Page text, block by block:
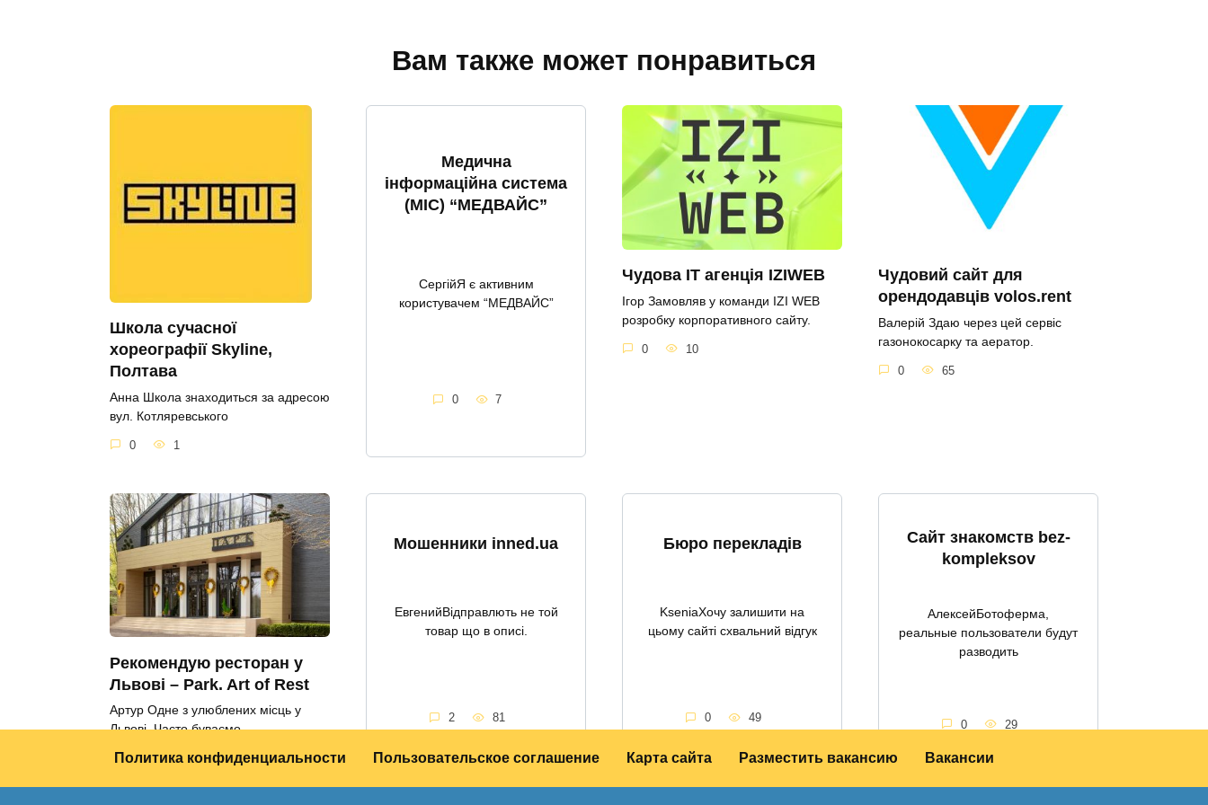
Вам также может понравиться
Школа сучасної
хореографії Skyline,
Полтава
Анна Школа знаходиться за адресою
вул. Котляревського
0 1
Медична
інформаційна система
(МІС) “МЕДВАЙС”
СергійЯ є активним
користувачем “МЕДВАЙС”
0 7
Чудова IT агенція IZIWEB
Ігор Замовляв у команди IZI WEB
розробку корпоративного сайту.
0 10
Чудовий сайт для
орендодавців volos.rent
Валерій Здаю через цей сервіс
газонокосарку та аератор.
0 65
Рекомендую ресторан у
Львові – Park. Art of Rest
Артур Одне з улюблених місць у
Львові. Часто буваємо
3 213
Мошенники inned.ua
ЕвгенийВідправлють не той
товар що в описі.
2 81
Бюро перекладів
KseniaХочу залишити на
цьому сайті схвальний відгук
0 49
Сайт знакомств bez-
kompleksov
АлексейБотоферма,
реальные пользователи будут
разводить
0 29
Политика конфиденциальности Пользовательское соглашение Карта сайта Разместить вакансию Вакансии